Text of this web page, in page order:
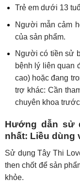
Trẻ em dưới 13
Người mẫn cảm
của sản phẩm.
Người có tiền sử
bệnh lý liên quan
cao) hoặc đang
trợ khác: Cần
chuyên khoa
Hướng dẫn sử
nhất: Liều dùng
Sử dụng Tây Thi
then chốt để sản
khỏe.